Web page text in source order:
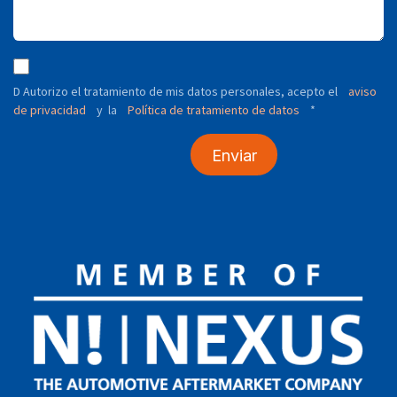
D Autorizo ​​el tratamiento de mis datos personales, acepto el
aviso
de privacidad
y la Política de tratamiento de datos *
Enviar